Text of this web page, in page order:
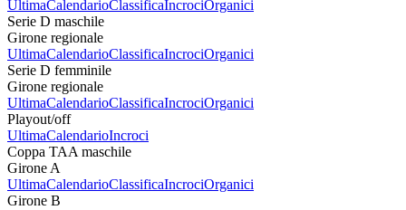
UltimaCalendarioClassificaIncrociOrganici
Serie D maschile
Girone regionale
UltimaCalendarioClassificaIncrociOrganici
Serie D femminile
Girone regionale
UltimaCalendarioClassificaIncrociOrganici
Playout/off
UltimaCalendarioIncroci
Coppa TAA maschile
Girone A
UltimaCalendarioClassificaIncrociOrganici
Girone B